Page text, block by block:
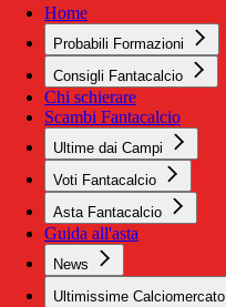
Home
Probabili Formazioni
Consigli Fantacalcio
Chi schierare
Scambi Fantacalcio
Ultime dai Campi
Voti Fantacalcio
Asta Fantacalcio
Guida all'asta
News
Ultimissime Calciomercato